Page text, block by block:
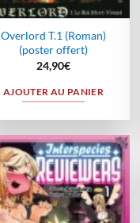
Overlord T.1 (Roman)
(poster offert)
24,90€
AJOUTER AU PANIER
Ajouter
à la
wishlist